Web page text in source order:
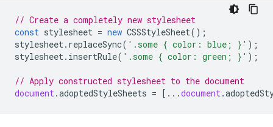
// Create a completely new stylesheet
const stylesheet = new CSSStyleSheet();
stylesheet. replaceSync( '.some { color: blue; }' );
stylesheet. insertRule( '.some { color: green; }' );
// Apply constructed stylesheet to the document
document.adoptedStyleSheets = [...document.